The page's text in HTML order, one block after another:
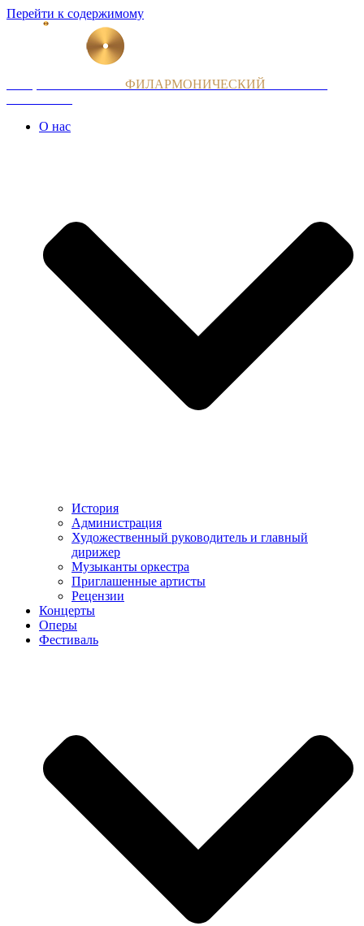
Перейти к содержимому
ФИЛАРМОНИЧЕСКИЙ
О нас
История
Администрация
Художественный руководитель и главный
дирижер
Музыканты оркестра
Приглашенные артисты
Рецензии
Концерты
Оперы
Фестиваль